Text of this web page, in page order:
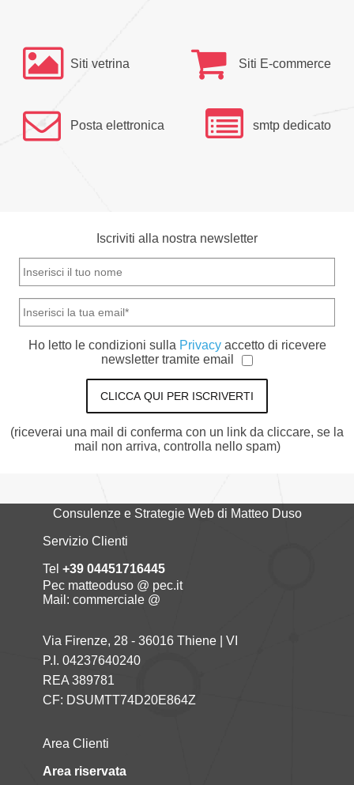
Siti vetrina Siti E-commerce
Posta elettronica smtp dedicato
Iscriviti alla nostra newsletter
Ho letto le condizioni sulla Privacy accetto di ricevere
newsletter tramite email
CLICCA QUI PER ISCRIVERTI
(riceverai una mail di conferma con un link da cliccare, se la
mail non arriva, controlla nello spam)
Consulenze e Strategie Web di Matteo Duso
Servizio Clienti
Tel +39 04451716445
Pec matteoduso @ pec.it
Mail: commerciale @
Via Firenze, 28 - 36016 Thiene | VI
P.I. 04237640240
REA 389781
CF: DSUMTT74D20E864Z
Area Clienti
Area riservata